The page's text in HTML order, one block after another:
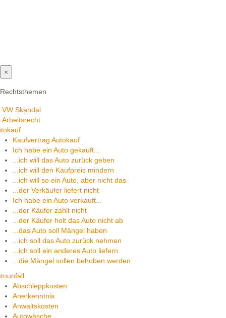
×
Rechtsthemen
VW Skandal
Arbeitsrecht
Kaufvertrag Autokauf
Ich habe ein Auto gekauft...
...ich will das Auto zurück geben
...ich will den Kaufpreis mindern
...ich will so ein Auto, aber nicht das
...der Verkäufer liefert nicht
Ich habe ein Auto verkauft...
...der Käufer zahlt nicht
...der Käufer holt das Auto nicht ab
...das Auto soll Mängel haben
...ich soll das Auto zurück nehmen
...ich soll ein anderes Auto liefern
...die Mängel sollen behoben werden
Abschleppkosten
Anerkenntnis
Anwaltskosten
Autowäsche